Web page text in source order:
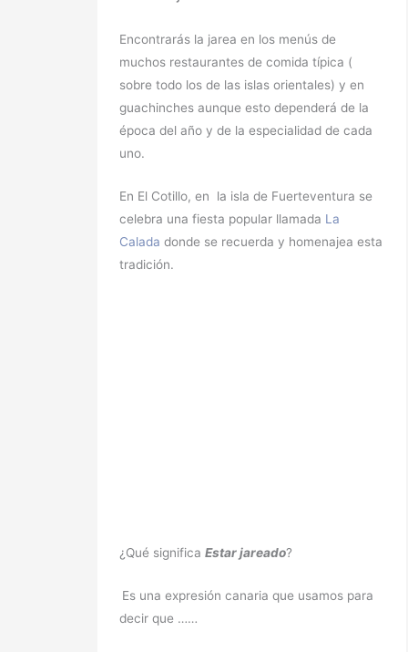
Encontrarás la jarea en los menús de
muchos restaurantes de comida típica (
sobre todo los de las islas orientales) y en
guachinches aunque esto dependerá de la
época del año y de la especialidad de cada
uno.
En El Cotillo, en la isla de Fuerteventura se
celebra una fiesta popular llamada La
Calada donde se recuerda y homenajea esta
tradición.
¿Qué significaEstar jareado?
Es una expresión canaria que usamos para
decir que ……